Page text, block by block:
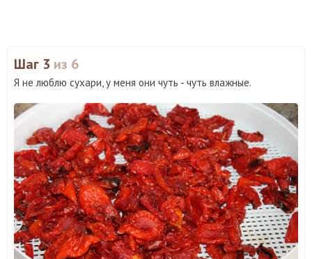
Шаг 3 из 6
Я не люблю сухари, у меня они чуть - чуть влажные.